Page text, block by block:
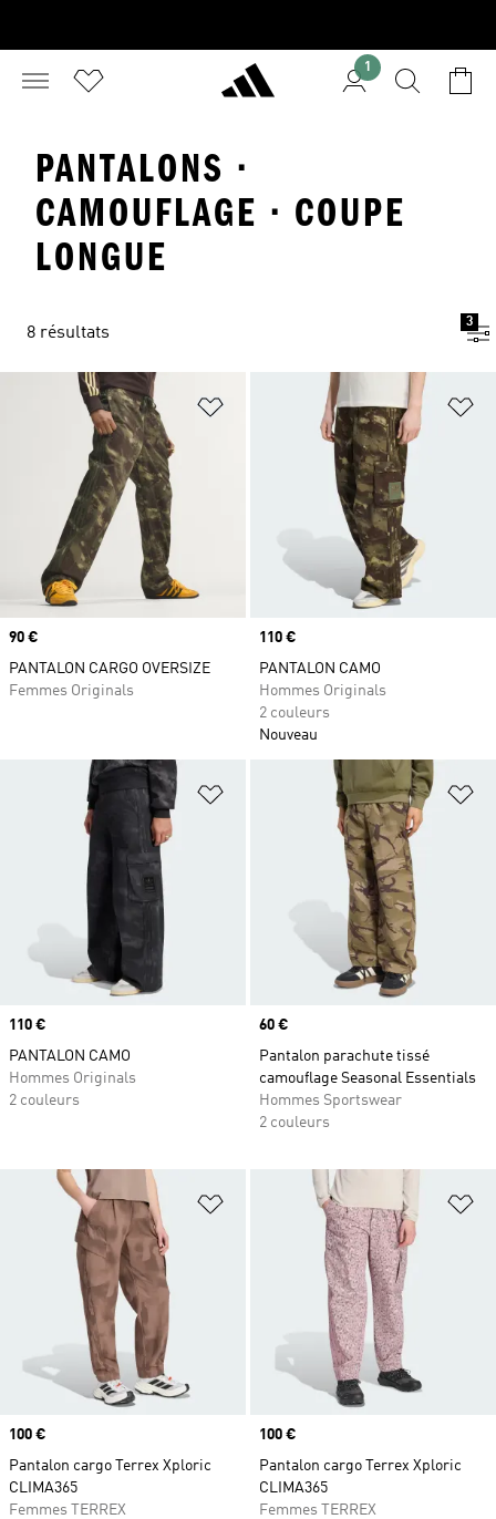
1
PANTALONS ·
CAMOUFLAGE · COUPE
LONGUE
8 résultats
3
Ajouter à la Liste de produits
Prix
90 €
PANTALON CARGO OVERSIZE
Femmes Originals
Prix
110 €
PANTALON CAMO
Hommes Originals
2 couleurs
Nouveau
Ajouter à la Liste de produits
Prix
110 €
PANTALON CAMO
Hommes Originals
2 couleurs
Prix
60 €
Pantalon parachute tissé
camouflage Seasonal Essentials
Hommes Sportswear
2 couleurs
Ajouter à la Liste de produits
Prix
100 €
Pantalon cargo Terrex Xploric
CLIMA365
Femmes TERREX
Prix
100 €
Pantalon cargo Terrex Xploric
CLIMA365
Femmes TERREX